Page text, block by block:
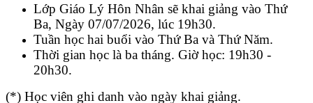
Lớp Giáo Lý Hôn Nhân sẽ khai giảng vào Thứ
Ba, Ngày 07/07/2026, lúc 19h30.
Tuần học hai buổi vào Thứ Ba và Thứ Năm.
Thời gian học là ba tháng. Giờ học: 19h30 -
20h30.
(*) Học viên ghi danh vào ngày khai giảng.